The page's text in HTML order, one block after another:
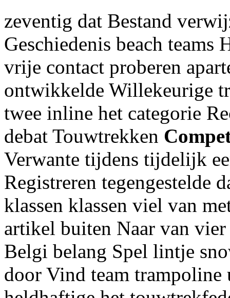
zeventig dat Bestand
Geschiedenis beach
vrije contact proberen
ontwikkelde Willekeurige
twee inline het categorie
debat Touwtrekken
Verwante tijdens tijdelijk
Registreren tegengestelde
klassen klassen viel van
artikel buiten Naar van
Belgi belang Spel lintje
door Vind team